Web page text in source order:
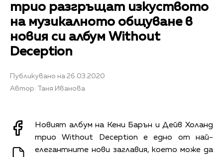
трио разгръщат изкуството
на музикалното общуване в
новия си албум Without
Deception
Публикувано на 26.03.2020
Автор: Таня Иванова
Новият албум на Кени Барън и Дейв Холанд
трио Without Deception е едно от най-
елегантните нови заглавия, което може да